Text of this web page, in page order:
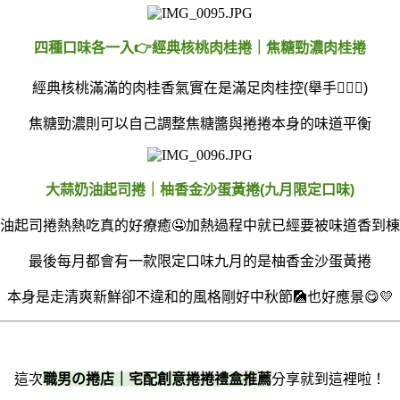
四種口味各一入👉經典核桃肉桂捲｜焦糖勁濃肉桂捲
經典核桃滿滿的肉桂香氣實在是滿足肉桂控(舉手🙋🏻‍♂️)
焦糖勁濃則可以自己調整焦糖醬與捲捲本身的味道平衡
大蒜奶油起司捲｜柚香金沙蛋黃捲(九月限定口味)
起司捲熱熱吃真的好療癒🤤加熱過程中就已經要被味道香到
最後每月都會有一款限定口味九月的是柚香金沙蛋黃捲
本身是走清爽新鮮卻不違和的風格剛好中秋節🎑也好應景😋💛
這次職男の捲店｜宅配創意捲捲禮盒推薦分享就到這裡啦！